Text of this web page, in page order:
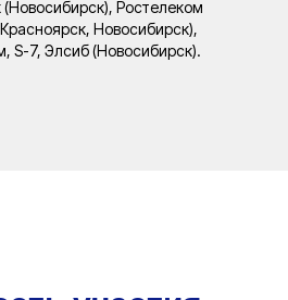
(Новосибирск), Ростелеком
Новосибирск),
S-7, Элсиб (Новосибирск).